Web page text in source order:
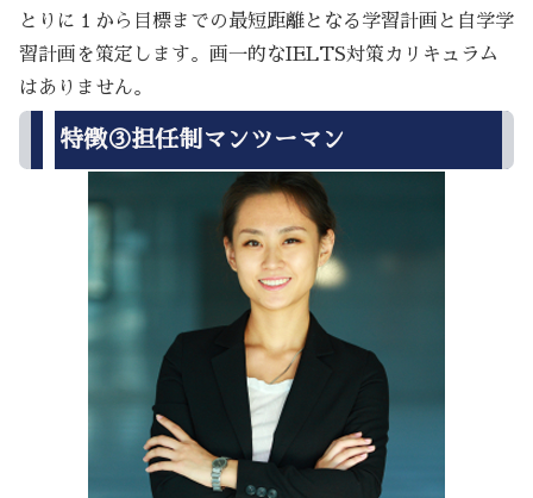
とりに１から目標までの最短距離となる学習計画と自学学
習計画を策定します。画一的なIELTS対策カリキュラム
はありません。
特徴③担任制マンツーマン